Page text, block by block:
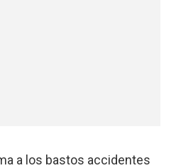
a los bastos accidentes